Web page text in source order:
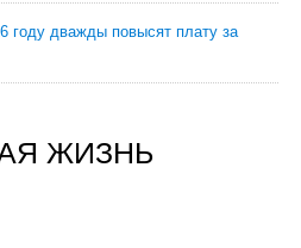
году дважды повысят плату за
ЖИЗНЬ